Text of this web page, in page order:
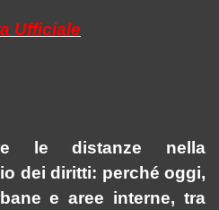
Ufficiale
le distanze nella
dei diritti: perché oggi,
e aree interne, tra